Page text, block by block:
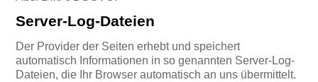
Server-Log-Dateien
Der Provider der Seiten erhebt und speichert
automatisch Informationen in so genannten Server-Log-
Dateien, die Ihr Browser automatisch an uns übermittelt.